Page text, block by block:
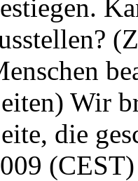
Wir
die
(CEST)